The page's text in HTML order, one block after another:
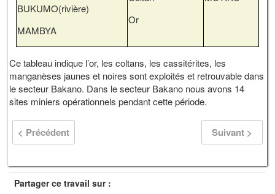
BUKUMO(rivière)
MAMBYA
Or
Ce tableau indique l’or, les coltans, les cassitérites, les
manganèses jaunes et noires sont exploités et retrouvable dans
le secteur Bakano. Dans le secteur Bakano nous avons 14
sites miniers opérationnels pendant cette période.
< Précédent Suivant >
Partager ce travail sur :